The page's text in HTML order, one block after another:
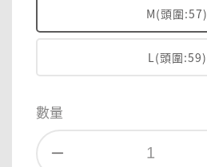
M(頭圍:57)
L(頭圍:59)
數量